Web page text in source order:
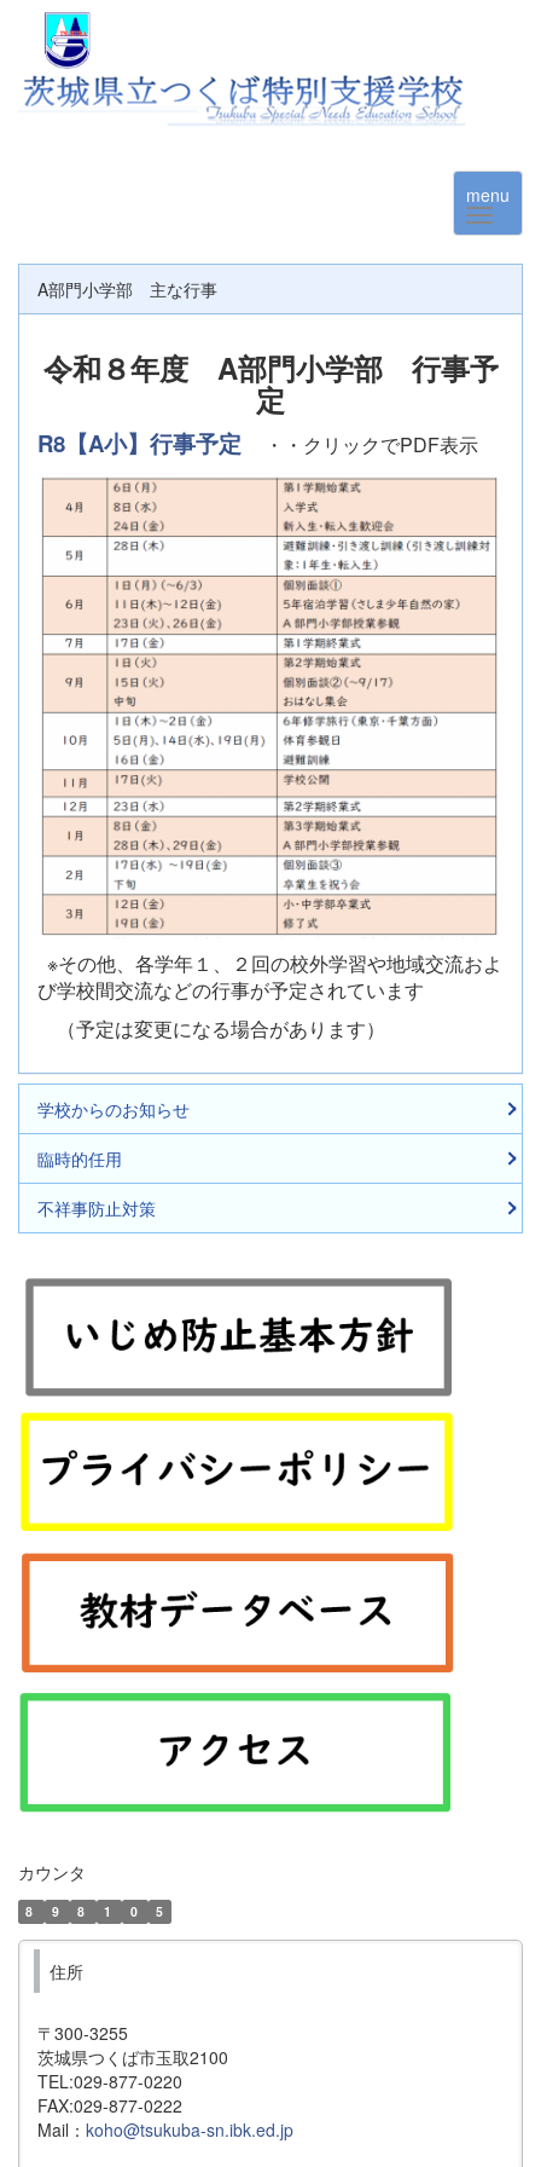
menu
A部門小学部 主な行事
令和８年度 A部門小学部 行事予
定
R8【A小】行事予定 ・・クリックでPDF表示
※その他、各学年１、２回の校外学習や地域交流およ
び学校間交流などの行事が予定されています
（予定は変更になる場合があります）
学校からのお知らせ
臨時的任用
不祥事防止対策
カウンタ
8 9 8 1 0 5
住所
〒300-3255
茨城県つくば市玉取2100
TEL:029-877-0220
FAX:029-877-0222
Mail： koho@tsukuba-sn.ibk.ed.jp